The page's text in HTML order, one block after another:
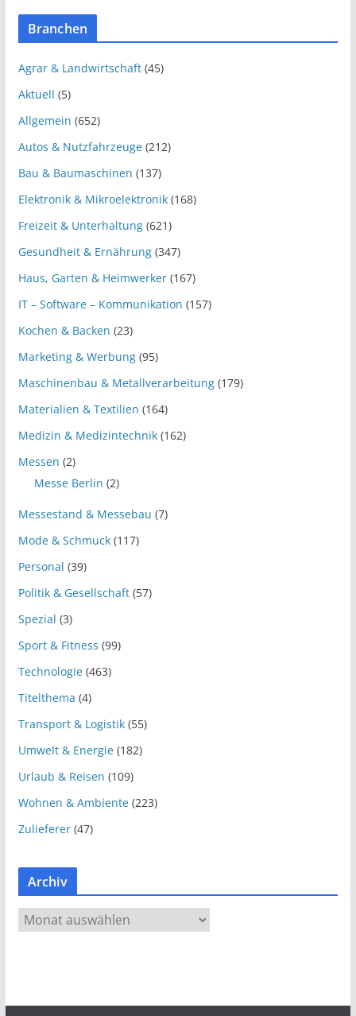
Branchen
Agrar & Landwirtschaft(45)
Aktuell (5)
Allgemein (652)
Autos & Nutzfahrzeuge(212)
Bau & Baumaschinen (137)
Elektronik & Mikroelektronik(168)
Freizeit & Unterhaltung(621)
Gesundheit & Ernährung(347)
Haus, Garten & Heimwerker(167)
IT – Software – Kommunikation (157)
Kochen & Backen (23)
Marketing & Werbung(95)
Maschinenbau & Metallverarbeitung(179)
Materialien & Textilien (164)
Medizin & Medizintechnik(162)
Messen (2)
Messe Berlin (2)
Messestand & Messebau (7)
Mode & Schmuck(117)
Personal (39)
Politik & Gesellschaft(57)
Spezial (3)
Sport & Fitness (99)
Technologie(463)
Titelthema (4)
Transport & Logistik(55)
Umwelt & Energie(182)
Urlaub & Reisen (109)
Wohnen & Ambiente(223)
Zulieferer(47)
Archiv
r